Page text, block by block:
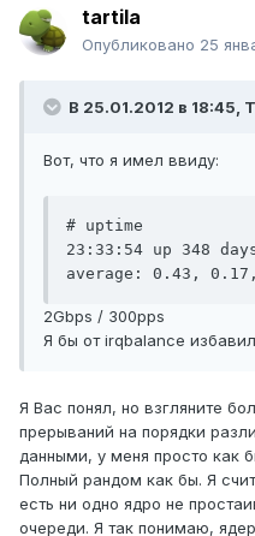
tartila
Опубликовано 25
В 25.01.2012 в 18:45,
Вот, что я имел ввиду:
# uptime
23:33:54 up 348
2Gbps / 300pps
Я бы от irqbalance
Я Вас понял, но взгляните
прерываний на порядки
данными, у меня просто как
Полный рандом как бы. Я
есть ни одно ядро не
очереди. Я так понимаю,